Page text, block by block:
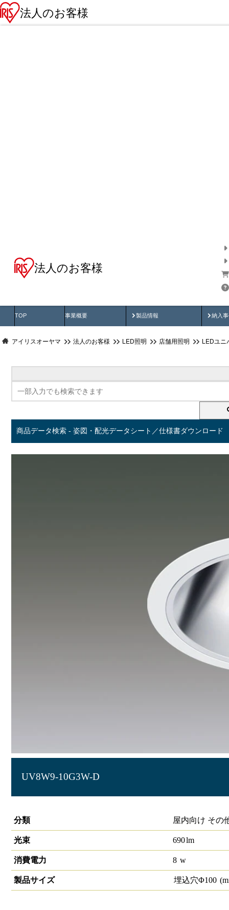
法人のお客様
法人のお客様
TOP 事業概要 製品情報
製品動画 納入
納
アイリスオーヤマ 法人のお客様 LED照明 店舗用照明 LEDユニ
商品データ検索 - 姿図・配光データシート／仕様書ダウンロード
UV8W9-10G3W-D
分類
屋内向け その
光束 690lm
消費電力 8 w
製品サイズ 埋込穴Φ100